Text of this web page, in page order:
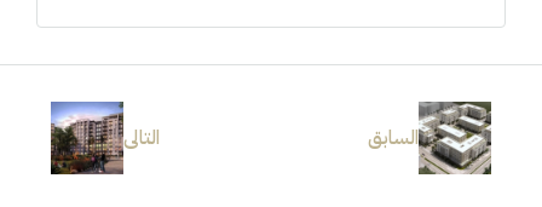
السابق التالى